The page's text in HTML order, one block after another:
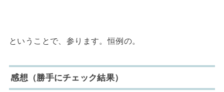
ということで、参ります。恒例の。
感想（勝手にチェック結果）